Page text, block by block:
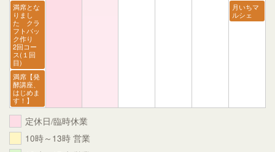
満席とな
りまし
た クラ
フトバッ
ク作り
2回コー
ス(１回
目)
月いちマ
ルシェ
満席【発
酵講座、
はじめま
す！】
定休日/臨時休業
10時～13時 営業